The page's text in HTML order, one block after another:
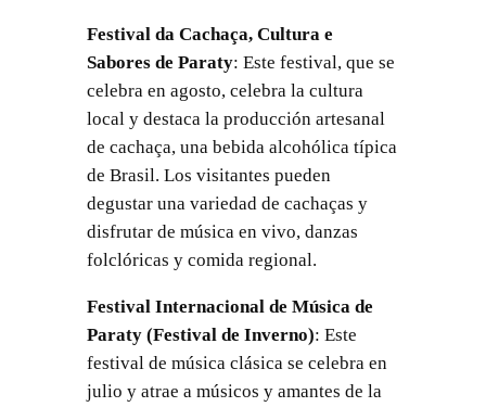
Festival da Cachaça, Cultura e
Sabores de Paraty: Este festival, que se
celebra en agosto, celebra la cultura
local y destaca la producción artesanal
de cachaça, una bebida alcohólica típica
de Brasil. Los visitantes pueden
degustar una variedad de cachaças y
disfrutar de música en vivo, danzas
folclóricas y comida regional.
Festival Internacional de Música de
Paraty (Festival de Inverno): Este
festival de música clásica se celebra en
julio y atrae a músicos y amantes de la